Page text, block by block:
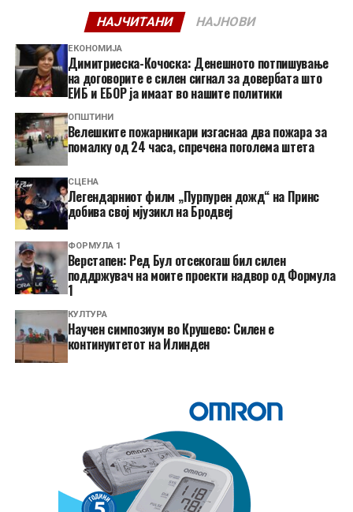
НАЈЧИТАНИ НАЈНОВИ
ЕКОНОМИЈА
Димитриеска-Кочоска: Денешното потпишување
на договорите е силен сигнал за довербата што
ЕИБ и ЕБОР ја имаат во нашите политики
ОПШТИНИ
Велешките пожарникари изгаснаа два пожара за
помалку од 24 часа, спречена поголема штета
СЦЕНА
Легендарниот филм „Пурпурен дожд“ на Принс
добива свој мјузикл на Бродвеј
ФОРМУЛА 1
Верстапен: Ред Бул отсекогаш бил силен
поддржувач на моите проекти надвор од Формула
1
КУЛТУРА
Научен симпозиум во Крушево: Силен е
континуитетот на Илинден